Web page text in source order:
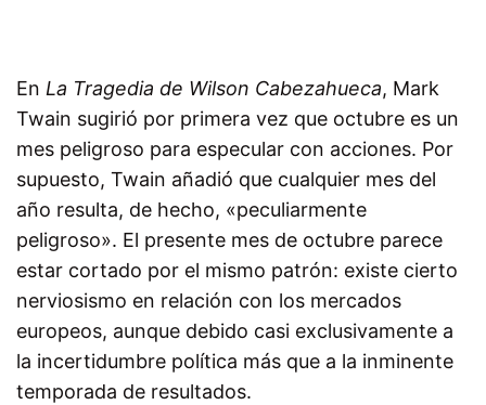
En La Tragedia de Wilson Cabezahueca, Mark
Twain sugirió por primera vez que octubre es un
mes peligroso para especular con acciones. Por
supuesto, Twain añadió que cualquier mes del
año resulta, de hecho, «peculiarmente
peligroso». El presente mes de octubre parece
estar cortado por el mismo patrón: existe cierto
nerviosismo en relación con los mercados
europeos, aunque debido casi exclusivamente a
la incertidumbre política más que a la inminente
temporada de resultados.